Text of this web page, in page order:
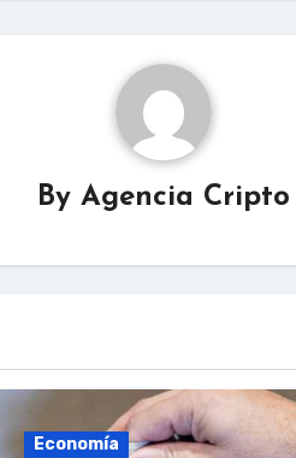
ByAgencia Cripto
Economía